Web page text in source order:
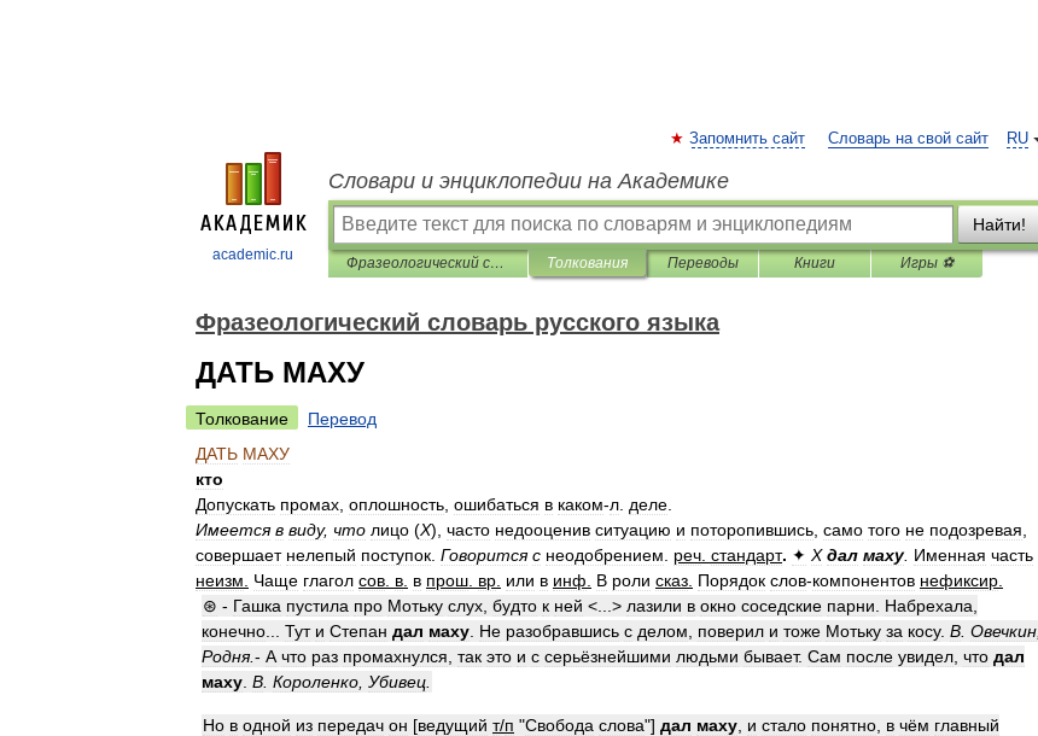
academic.ru
RU
Запомнить сайт Словарь на свой сайт
Словари и энциклопедии на Академике
Найти!
Фразеологический словарь русского языка Толкования Переводы Книги Игры ⚽
Фразеологический словарь русского языка
ДАТЬ МАХУ
Толкование
Перевод
ДАТЬ МАХУ
кто
Допускать промах оплошность ошибаться в каком-л деле
Имеется в виду, что лицо (Х), часто недооценив ситуацию и поторопившись само того не подозревая
совершает нелепый поступок Говорится с неодобрением реч стандарт. ✦ Х дал маху. Именная часть
неизм
Чаще глагол сов в в прош вр или в инф В роли сказ Порядок слов-компонентов нефиксир
⊛ - Гашка пустила про Мотьку слух будто к ней <...> лазили в окно соседские парни Набрехала
конечно
Тут и Степан дал маху Не разобравшись с делом поверил и тоже Мотьку за косу. В Овечкин
Родня.- А что раз промахнулся так это и с серьёзнейшими людьми бывает. Сам после увидел что дал
маху В Короленко Убивец
Но в одной из передач он [ведущий т/п "Свобода слова"] дал маху и стало понятно в чём главный